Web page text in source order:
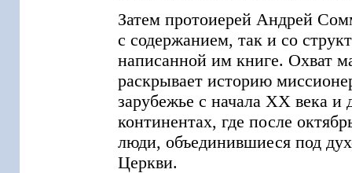
Затем протоиерей Андрей
с содержанием, так и со
написанной им книге. Охват
раскрывает историю
зарубежье с начала XX века
континентах, где после
люди, объединившиеся под
Церкви.